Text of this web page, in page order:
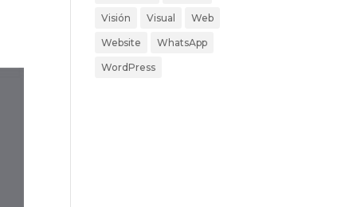
Visión Visual Web
Website WhatsApp
WordPress